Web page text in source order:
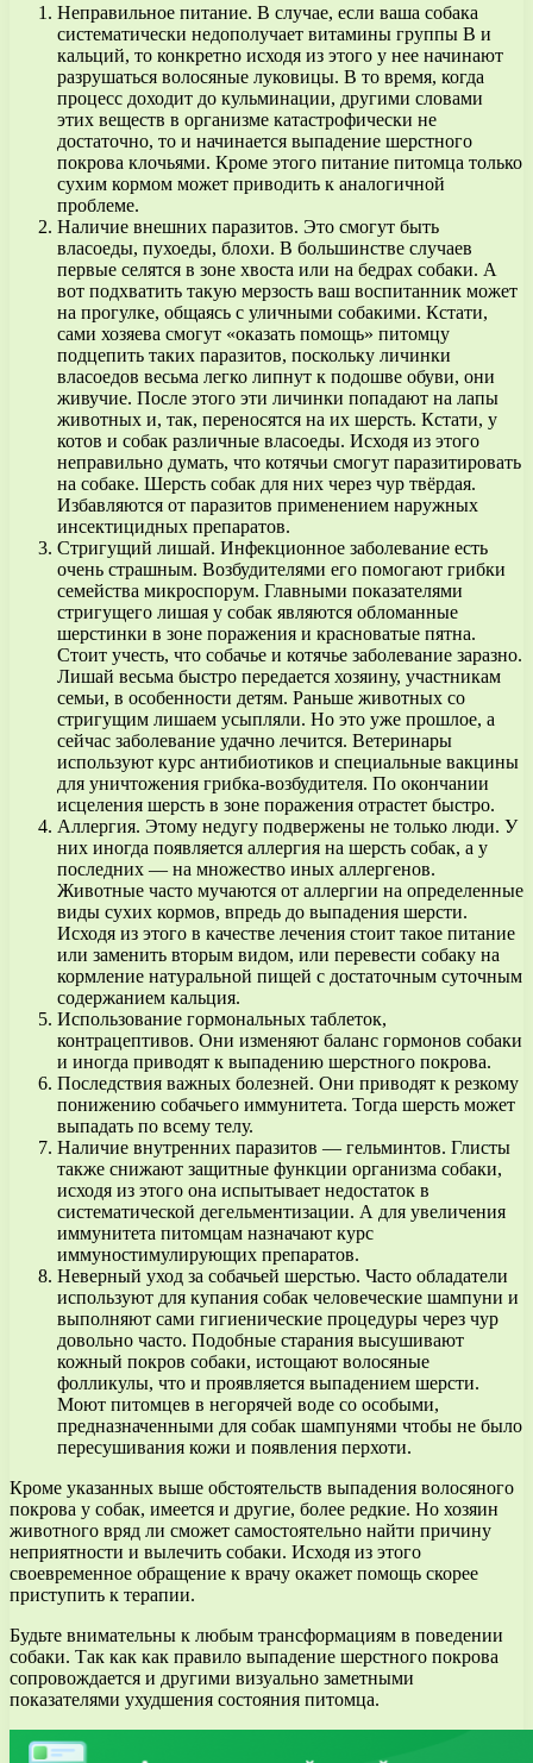
Неправильное питание. В случае, если ваша собака
систематически недополучает витамины группы В и
кальций, то конкретно исходя из этого у нее начинают
разрушаться волосяные луковицы. В то время, когда
процесс доходит до кульминации, другими словами
этих веществ в организме катастрофически не
достаточно, то и начинается выпадение шерстного
покрова клочьями. Кроме этого питание питомца только
сухим кормом может приводить к аналогичной
проблеме.
Наличие внешних паразитов. Это смогут быть
власоеды, пухоеды, блохи. В большинстве случаев
первые селятся в зоне хвоста или на бедрах собаки. А
вот подхватить такую мерзость ваш воспитанник может
на прогулке, общаясь с уличными собакими. Кстати,
сами хозяева смогут «оказать помощь» питомцу
подцепить таких паразитов, поскольку личинки
власоедов весьма легко липнут к подошве обуви, они
живучие. После этого эти личинки попадают на лапы
животных и, так, переносятся на их шерсть. Кстати, у
котов и собак различные власоеды. Исходя из этого
неправильно думать, что котячьи смогут паразитировать
на собаке. Шерсть собак для них через чур твёрдая.
Избавляются от паразитов применением наружных
инсектицидных препаратов.
Стригущий лишай. Инфекционное заболевание есть
очень страшным. Возбудителями его помогают грибки
семейства микроспорум. Главными показателями
стригущего лишая у собак являются обломанные
шерстинки в зоне поражения и красноватые пятна.
Стоит учесть, что собачье и котячье заболевание заразно.
Лишай весьма быстро передается хозяину, участникам
семьи, в особенности детям. Раньше животных со
стригущим лишаем усыпляли. Но это уже прошлое, а
сейчас заболевание удачно лечится. Ветеринары
используют курс антибиотиков и специальные вакцины
для уничтожения грибка-возбудителя. По окончании
исцеления шерсть в зоне поражения отрастет быстро.
Аллергия. Этому недугу подвержены не только люди. У
них иногда появляется аллергия на шерсть собак, а у
последних — на множество иных аллергенов.
Животные часто мучаются от аллергии на определенные
виды сухих кормов, впредь до выпадения шерсти.
Исходя из этого в качестве лечения стоит такое питание
или заменить вторым видом, или перевести собаку на
кормление натуральной пищей с достаточным суточным
содержанием кальция.
Использование гормональных таблеток,
контрацептивов. Они изменяют баланс гормонов собаки
и иногда приводят к выпадению шерстного покрова.
Последствия важных болезней. Они приводят к резкому
понижению собачьего иммунитета. Тогда шерсть может
выпадать по всему телу.
Наличие внутренних паразитов — гельминтов. Глисты
также снижают защитные функции организма собаки,
исходя из этого она испытывает недостаток в
систематической дегельментизации. А для увеличения
иммунитета питомцам назначают курс
иммуностимулирующих препаратов.
Неверный уход за собачьей шерстью. Часто обладатели
используют для купания собак человеческие шампуни и
выполняют сами гигиенические процедуры через чур
довольно часто. Подобные старания высушивают
кожный покров собаки, истощают волосяные
фолликулы, что и проявляется выпадением шерсти.
Моют питомцев в негорячей воде со особыми,
предназначенными для собак шампунями чтобы не было
пересушивания кожи и появления перхоти.
Кроме указанных выше обстоятельств выпадения волосяного
покрова у собак, имеется и другие, более редкие. Но хозяин
животного вряд ли сможет самостоятельно найти причину
неприятности и вылечить собаки. Исходя из этого
своевременное обращение к врачу окажет помощь скорее
приступить к терапии.
Будьте внимательны к любым трансформациям в поведении
собаки. Так как как правило выпадение шерстного покрова
сопровождается и другими визуально заметными
показателями ухудшения состояния питомца.